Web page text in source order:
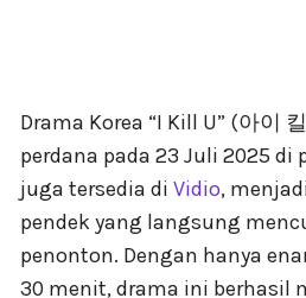
Drama Korea “I Kill U” (아이
perdana pada 23 Juli 2025
juga tersedia di Vidio,
pendek yang langsung
penonton. Dengan hanya
30 menit, drama ini berhasil